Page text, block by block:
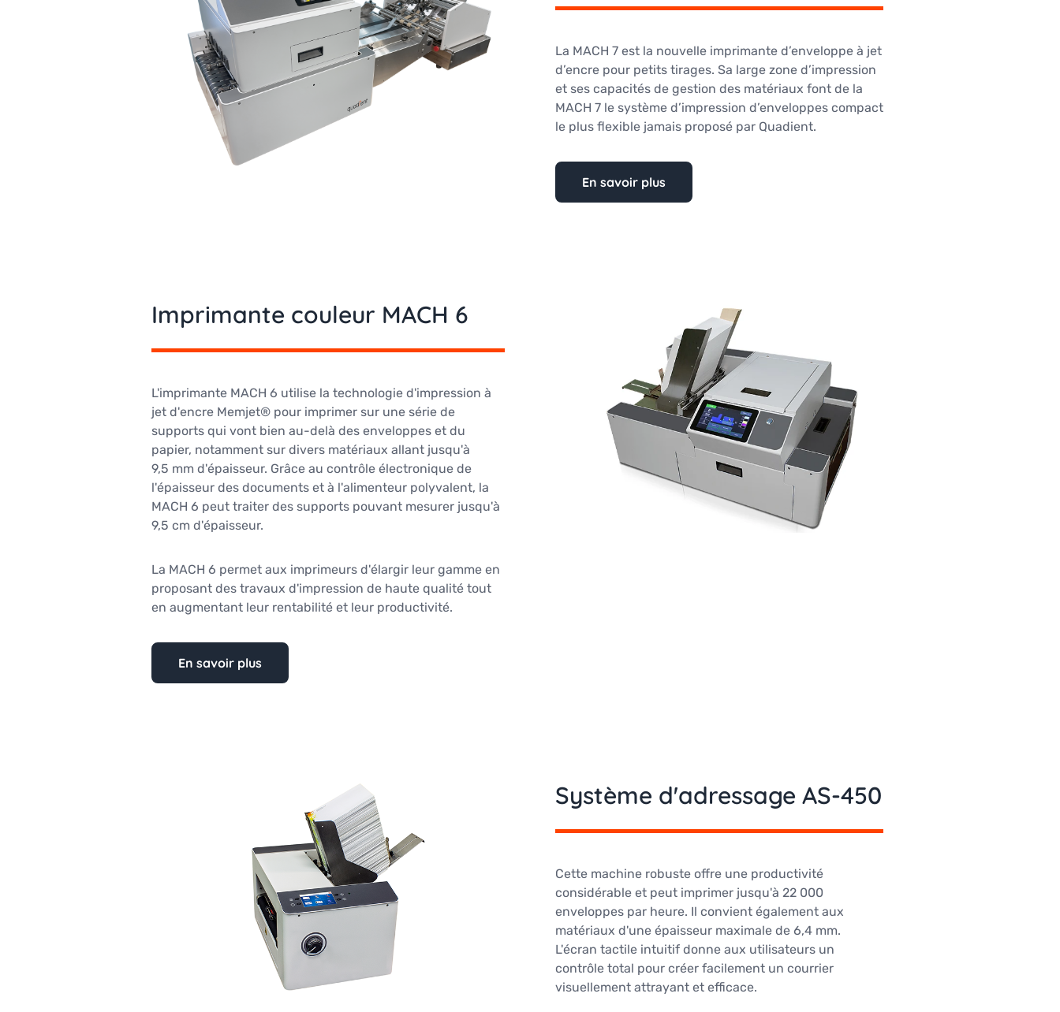
La MACH 7 est la nouvelle imprimante d’enveloppe à jet
d’encre pour petits tirages. Sa large zone d’impression
et ses capacités de gestion des matériaux font de la
MACH 7 le système d’impression d’enveloppes compact
le plus flexible jamais proposé par Quadient.
En savoir plus
Imprimante couleur MACH 6
L'imprimante MACH 6 utilise la technologie d'impression à
jet d'encre Memjet® pour imprimer sur une série de
supports qui vont bien au-delà des enveloppes et du
papier, notamment sur divers matériaux allant jusqu'à
9,5 mm d'épaisseur. Grâce au contrôle électronique de
l'épaisseur des documents et à l'alimenteur polyvalent, la
MACH 6 peut traiter des supports pouvant mesurer jusqu'à
9,5 cm d'épaisseur.
La MACH 6 permet aux imprimeurs d'élargir leur gamme en
proposant des travaux d'impression de haute qualité tout
en augmentant leur rentabilité et leur productivité.
En savoir plus
Système d'adressage AS-450
Cette machine robuste offre une productivité
considérable et peut imprimer jusqu'à 22 000
enveloppes par heure. Il convient également aux
matériaux d'une épaisseur maximale de 6,4 mm.
L'écran tactile intuitif donne aux utilisateurs un
contrôle total pour créer facilement un courrier
visuellement attrayant et efficace.